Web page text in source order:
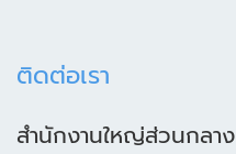
ติดต่อเรา
สำนักงานใหญ่ส่วนกลาง